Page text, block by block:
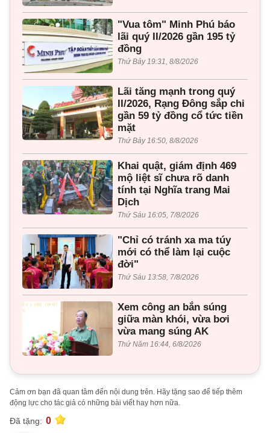
"Vua tôm" Minh Phú báo
lãi quý II/2026 gần 195 tỷ
đồng
Thứ Bảy 19:31, 8/8/2026
Lãi tăng mạnh trong quý
II/2026, Rạng Đông sắp chi
gần 59 tỷ đồng cổ tức tiền
mặt
Thứ Bảy 16:50, 8/8/2026
Khai quật, giám định 469
mộ liệt sĩ chưa rõ danh
tính tại Nghĩa trang Mai
Dịch
Thứ Sáu 16:05, 7/8/2026
"Chỉ có tránh xa ma túy
mới có thể làm lại cuộc
đời"
Thứ Sáu 13:58, 7/8/2026
Xem công an bắn súng
giữa màn khói, vừa bơi
vừa mang súng AK
Thứ Năm 16:44, 6/8/2026
Cảm ơn bạn đã quan tâm đến nội dung trên. Hãy tặng sao để tiếp thêm
động lực cho tác giả có những bài viết hay hơn nữa.
Đã tặng: 0